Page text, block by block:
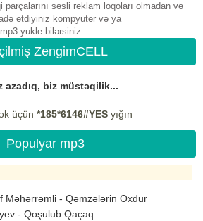
səsli reklam loqoları olmadan və
etdiyiniz kompyuter və ya
yukle bilərsiniz.
ZengimCELL
azadıq, biz müstəqilik...
üçün *185*6146#YES yığın
Populyar mp3
Məhərrəmli - Qəmzələrin Oxdur
- Qoşulub Qaçaq